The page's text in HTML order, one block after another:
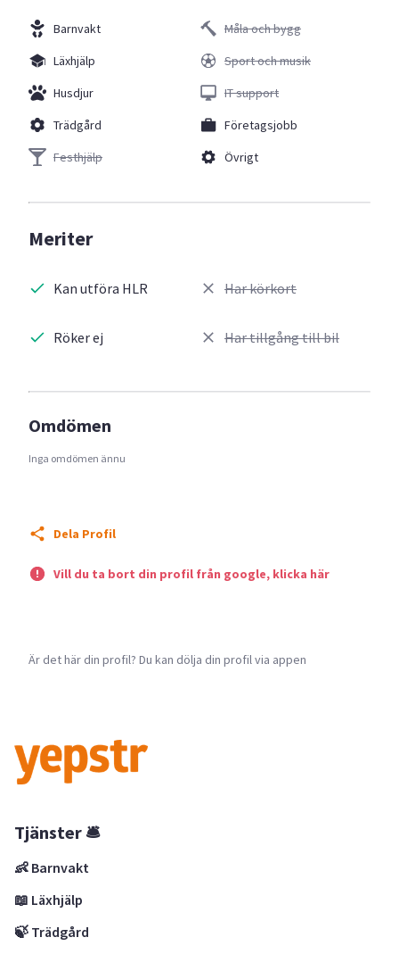
Barnvakt
Läxhjälp
Husdjur
Trädgård
Festhjälp
Måla och bygg
Sport och musik
IT support
Företagsjobb
Övrigt
Meriter
Kan utföra HLR
Röker ej
Har körkort
Har tillgång till bil
Omdömen
Inga omdömen ännu
Dela Profil
Vill du ta bort din profil från google, klicka här
Är det här din profil? Du kan dölja din profil via appen
Tjänster 🛎
👶 Barnvakt
📖 Läxhjälp
🍃 Trädgård